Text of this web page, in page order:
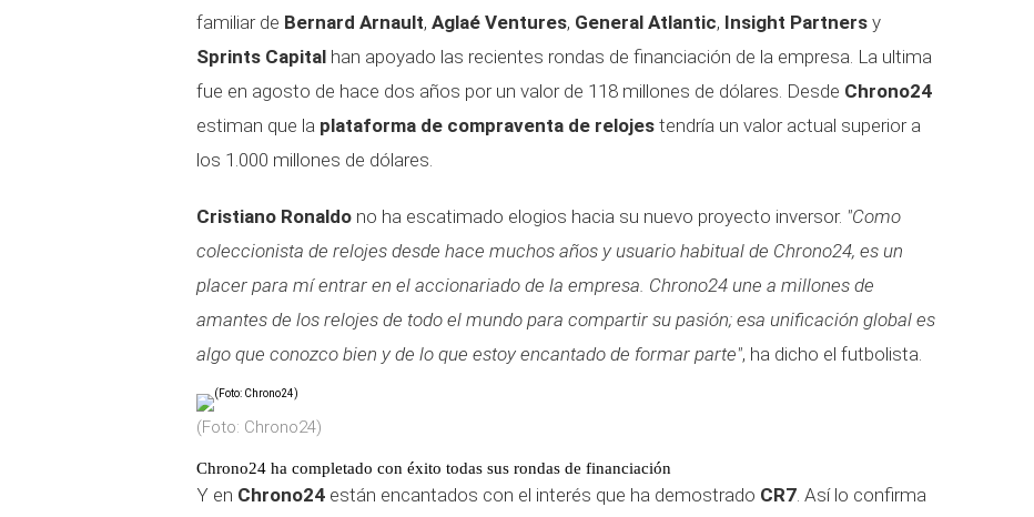
familiar de Bernard Arnault, Aglaé Ventures, General Atlantic, Insight Partners y
Sprints Capital han apoyado las recientes rondas de financiación de la empresa. La ultima
fue en agosto de hace dos años por un valor de 118 millones de dólares. Desde Chrono24
estiman que la plataforma de compraventa de relojes tendría un valor actual superior a
los 1.000 millones de dólares.
Cristiano Ronaldo no ha escatimado elogios hacia su nuevo proyecto inversor. "Como
coleccionista de relojes desde hace muchos años y usuario habitual de Chrono24, es un
placer para mí entrar en el accionariado de la empresa. Chrono24 une a millones de
amantes de los relojes de todo el mundo para compartir su pasión; esa unificación global es
algo que conozco bien y de lo que estoy encantado de formar parte", ha dicho el futbolista.
(Foto: Chrono24)
Chrono24 ha completado con éxito todas sus rondas de financiación
Y en Chrono24 están encantados con el interés que ha demostrado CR7. Así lo confirma